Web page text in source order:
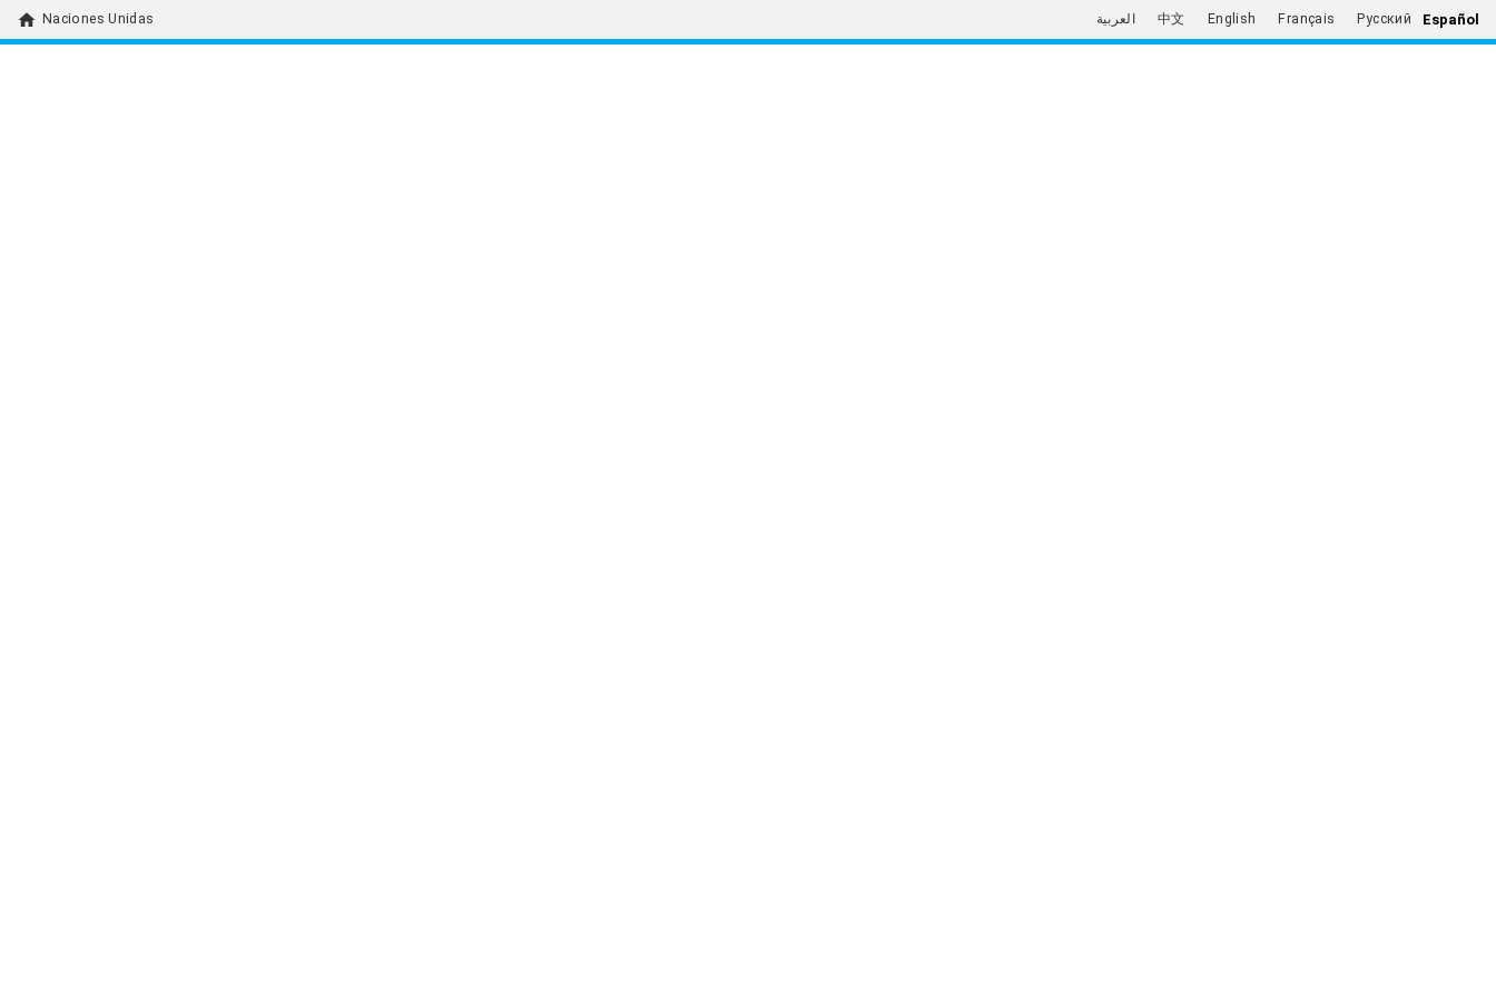
home Naciones Unidas العربية 中文 English Français Русский Español